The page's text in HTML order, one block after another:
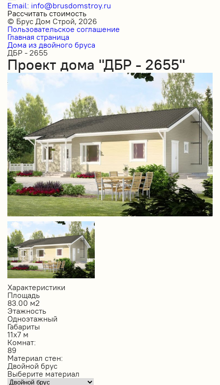
Email: info@brusdomstroy.ru
Рассчитать стоимость
© Брус Дом Строй, 2026
Пользовательское соглашение
Главная страница
Дома из двойного бруса
ДБР - 2655
Проект дома "ДБР - 2655"
Характеристики
Площадь
83.00 м2
Этажность
Одноэтажный
Габариты
11х7 м
Комнат:
89
Материал стен:
Двойной брус
Выберите материал